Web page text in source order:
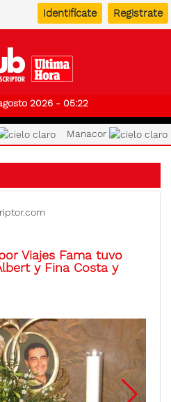
Identifícate Registrate
2026 - 05:22
Manacor
Viajes Fama tuvo
y Fina Costa y